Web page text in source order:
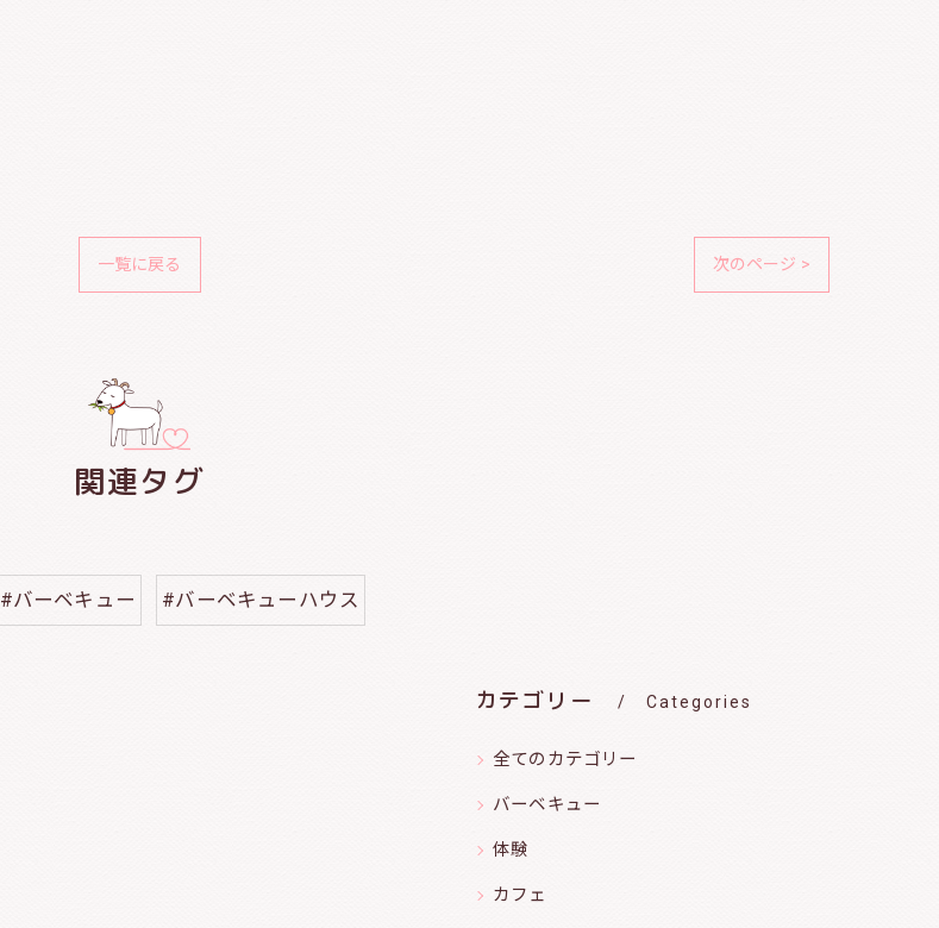
一覧に戻る 次のページ >
関連タグ
#バーベキュー #バーベキューハウス
カテゴリー Categories
全てのカテゴリー
バーベキュー
体験
カフェ